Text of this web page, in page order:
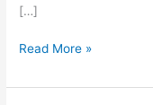
[…]
Read More »